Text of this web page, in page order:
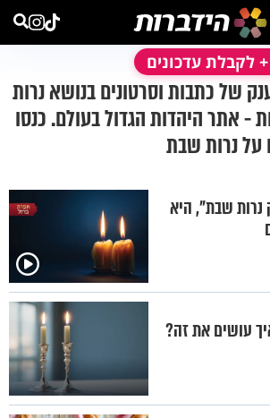
+ לקבלת עדכונים
של כתבות וסרטונים בנושא נרות
- אתר היהדות הגדול בעולם. כנסו
על נרות שבת
נרות שבת", היא
עושים את זה?